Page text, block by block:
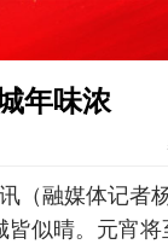
年味浓
（融媒体记者
皆似晴。元宵将